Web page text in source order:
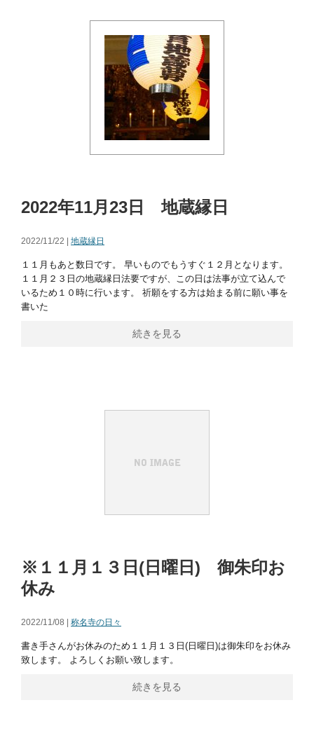
2022年11月23日 地蔵縁日
2022/11/22 | 地蔵縁日
１１月もあと数日です。 早いものでもうすぐ１２月となります。
１１月２３日の地蔵縁日法要ですが、この日は法事が立て込んで
いるため１０時に行います。 祈願をする方は始まる前に願い事を
書いた
続きを見る
※１１月１３日(日曜日) 御朱印お
休み
2022/11/08 | 称名寺の日々
書き手さんがお休みのため１１月１３日(日曜日)は御朱印をお休み
致します。 よろしくお願い致します。
続きを見る